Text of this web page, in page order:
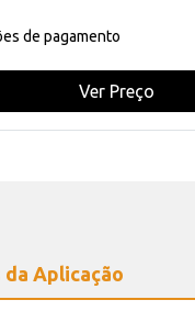
de pagamento
Ver Preço
da Aplicação